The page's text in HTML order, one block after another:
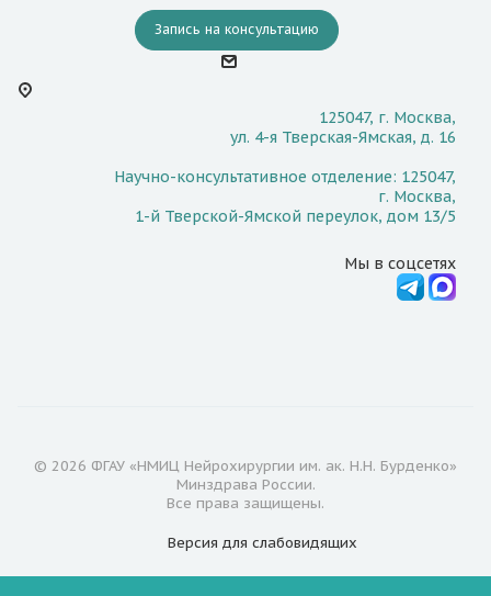
Запись на консультацию
125047, г. Москва,
ул. 4-я Тверская-Ямская, д. 16
Научно-консультативное отделение: 125047,
г. Москва,
1-й Тверской-Ямской переулок, дом 13/5
Мы в соцсетях
© 2026 ФГАУ «НМИЦ Нейрохирургии им. ак. Н.Н. Бурденко»
Минздрава России.
Все права защищены.
Версия для слабовидящих